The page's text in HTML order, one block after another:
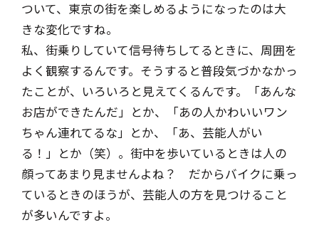
ついて、東京の街を楽しめるようになったのは大
きな変化ですね。
私、街乗りしていて信号待ちしてるときに、周囲を
よく観察するんです。そうすると普段気づかなかっ
たことが、いろいろと見えてくるんです。「あんな
お店ができたんだ」とか、「あの人かわいいワン
ちゃん連れてるな」とか、「あ、芸能人がい
る！」とか（笑）。街中を歩いているときは人の
顔ってあまり見ませんよね？ だからバイクに乗っ
ているときのほうが、芸能人の方を見つけること
が多いんですよ。